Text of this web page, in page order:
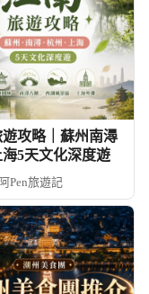
攻略｜蘇州南潯
5天文化深度遊
Pen旅遊記